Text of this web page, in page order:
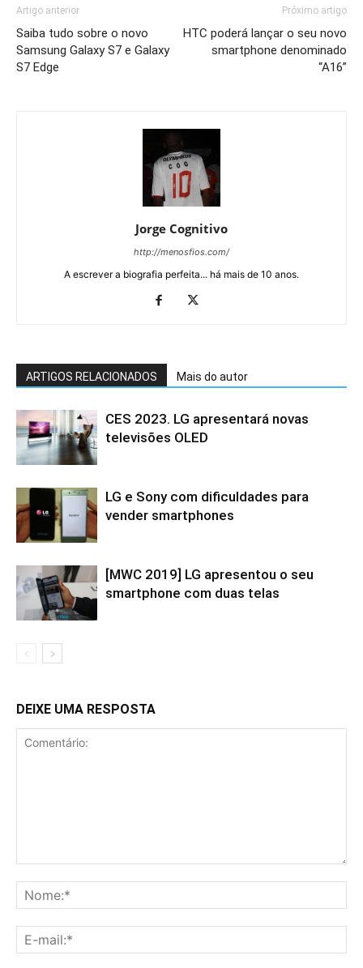
Artigo anterior
Saiba tudo sobre o novo
Samsung Galaxy S7 e Galaxy
S7 Edge
Próximo artigo
HTC poderá lançar o seu novo
smartphone denominado
“A16”
Jorge Cognitivo
http://menosfios.com/
A escrever a biografia perfeita... há mais de 10 anos.
ARTIGOS RELACIONADOS Mais do autor
CES 2023. LG apresentará novas
televisões OLED
LG e Sony com dificuldades para
vender smartphones
[MWC 2019] LG apresentou o seu
smartphone com duas telas
DEIXE UMA RESPOSTA